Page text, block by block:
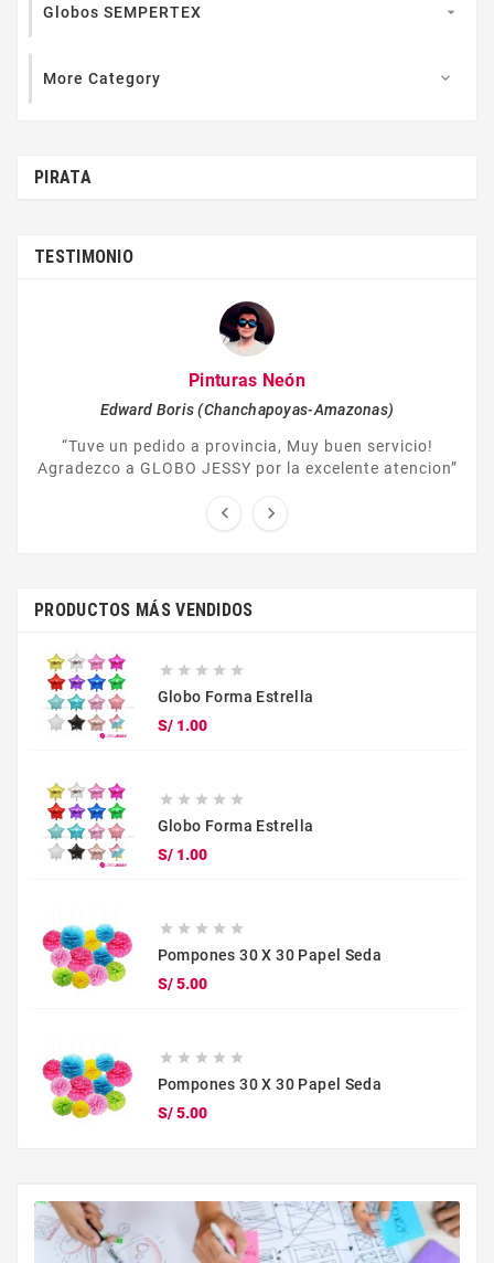
Globos SEMPERTEX 
More Category 
PIRATA
TESTIMONIO
Pinturas Neón
Edward Boris (Chanchapoyas-Amazonas)
“Tuve un pedido a provincia, Muy buen servicio!
Agradezco a GLOBO JESSY por la excelente atencion”
 
PRODUCTOS MÁS VENDIDOS
    
Globo Forma Estrella
S/ 1.00Precio
    
Globo Forma Estrella
S/ 1.00Precio
    
Pompones 30 X 30 Papel Seda
S/ 5.00Precio
    
Pompones 30 X 30 Papel Seda
S/ 5.00Precio